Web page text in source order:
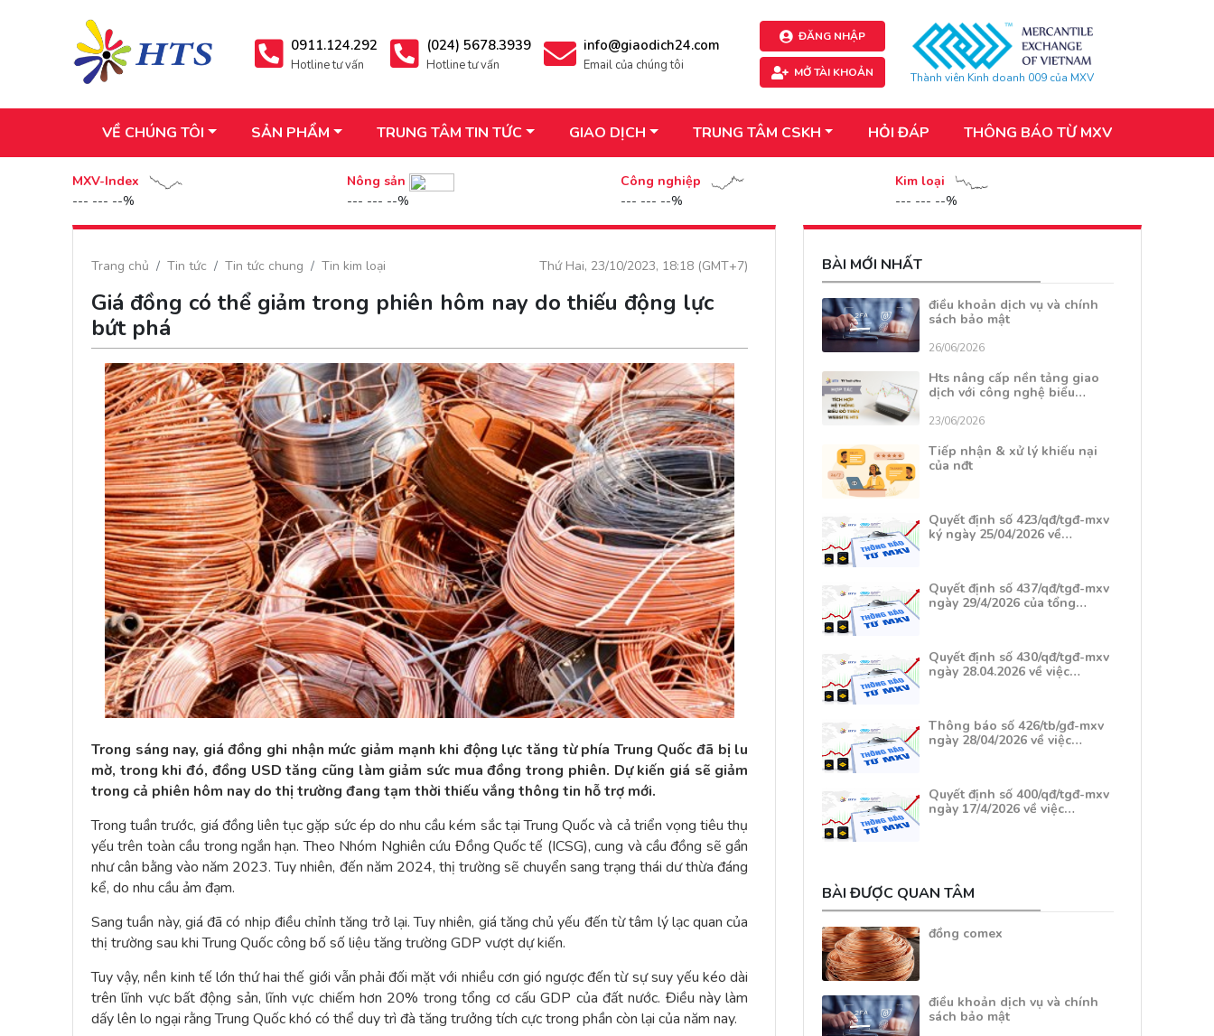
0911.124.292
Hotline tư vấn
(024) 5678.3939
Hotline tư vấn
info@giaodich24.com
Email của chúng tôi
ĐĂNG NHẬP
MỞ TÀI KHOẢN Thành viên Kinh doanh 009 của MXV
VỀ CHÚNG TÔI SẢN PHẨM TRUNG TÂM TIN TỨC GIAO DỊCH TRUNG TÂM CSKH HỎI ĐÁP THÔNG BÁO TỪ MXV
MXV-Index
--- --- --%
Nông sản
--- --- --%
Công nghiệp
--- --- --%
Kim loại
--- --- --%
Thứ Hai, 23/10/2023, 18:18 (GMT+7)
Trang chủ Tin tức Tin tức chung Tin kim loại
Giá đồng có thể giảm trong phiên hôm nay do thiếu động lực
bứt phá
Trong sáng nay, giá đồng ghi nhận mức giảm mạnh khi động lực tăng từ phía Trung Quốc đã bị lu
mờ, trong khi đó, đồng USD tăng cũng làm giảm sức mua đồng trong phiên. Dự kiến giá sẽ giảm
trong cả phiên hôm nay do thị trường đang tạm thời thiếu vắng thông tin hỗ trợ mới.
Trong tuần trước, giá đồng liên tục gặp sức ép do nhu cầu kém sắc tại Trung Quốc và cả triển vọng tiêu thụ
yếu trên toàn cầu trong ngắn hạn. Theo Nhóm Nghiên cứu Đồng Quốc tế (ICSG), cung và cầu đồng sẽ gần
như cân bằng vào năm 2023. Tuy nhiên, đến năm 2024, thị trường sẽ chuyển sang trạng thái dư thừa đáng
kể, do nhu cầu ảm đạm.
Sang tuần này, giá đã có nhịp điều chỉnh tăng trở lại. Tuy nhiên, giá tăng chủ yếu đến từ tâm lý lạc quan của
thị trường sau khi Trung Quốc công bố số liệu tăng trường GDP vượt dự kiến.
Tuy vậy, nền kinh tế lớn thứ hai thế giới vẫn phải đối mặt với nhiều cơn gió ngược đến từ sự suy yếu kéo dài
trên lĩnh vực bất động sản, lĩnh vực chiếm hơn 20% trong tổng cơ cấu GDP của đất nước. Điều này làm
dấy lên lo ngại rằng Trung Quốc khó có thể duy trì đà tăng trưởng tích cực trong phần còn lại của năm nay.
BÀI MỚI NHẤT
điều khoản dịch vụ và chính
sách bảo mật
26/06/2026
Hts nâng cấp nền tảng giao
dịch với công nghệ biểu…
23/06/2026
Tiếp nhận & xử lý khiếu nại
của nđt
Quyết định số 423/qđ/tgđ-mxv
ký ngày 25/04/2026 về…
Quyết định số 437/qđ/tgđ-mxv
ngày 29/4/2026 của tổng…
Quyết định số 430/qđ/tgđ-mxv
ngày 28.04.2026 về việc…
Thông báo số 426/tb/gđ-mxv
ngày 28/04/2026 về việc…
Quyết định số 400/qđ/tgđ-mxv
ngày 17/4/2026 về việc…
BÀI ĐƯỢC QUAN TÂM
đồng comex
điều khoản dịch vụ và chính
sách bảo mật